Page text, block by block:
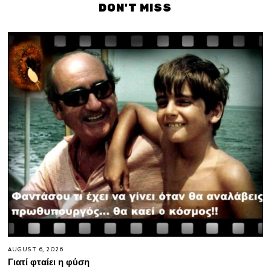
DON'T MISS
AUGUST 6, 2026
Γιατί φταίει η φύση